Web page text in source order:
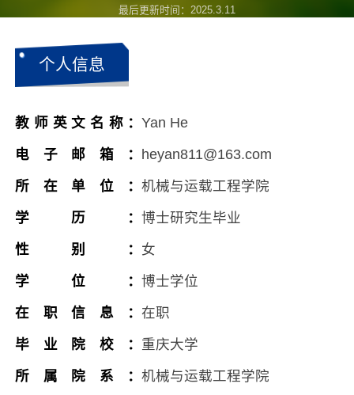
最后更新时间： 2025.3.11
个人信息
教师英文名称：Yan He
电子邮箱： heyan811@163.com
所在单位：机械与运载工程学院
学历：博士研究生毕业
性别： 女
学位：博士学位
在职信息：在职
毕业院校： 重庆大学
所属院系：机械与运载工程学院